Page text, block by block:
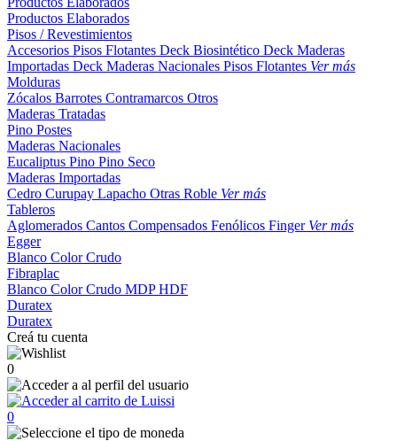
Productos Elaborados
Pisos / Revestimientos
Accesorios Pisos Flotantes Deck Biosintético Deck Maderas
Importadas Deck Maderas Nacionales Pisos Flotantes Ver más
Molduras
Zócalos Barrotes Contramarcos Otros
Maderas Tratadas
Pino Postes
Maderas Nacionales
Eucaliptus Pino Pino Seco
Maderas Importadas
Cedro Curupay Lapacho Otras Roble Ver más
Tableros
Aglomerados Cantos Compensados Fenólicos Finger Ver más
Egger
Blanco ColorCrudo
Fibraplac
Blanco ColorCrudo MDPHDF
Duratex
Duratex
Creá tu cuenta
0
0